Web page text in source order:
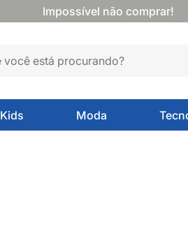
Impossível não comprar!
Kids Moda